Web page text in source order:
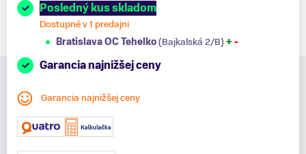
Posledný kus skladom
Dostupné v 1 predajni
Bratislava OC Tehelko(Bajkalská 2/B) + -
Garancia najnižšej ceny
Garancia najnižšej ceny